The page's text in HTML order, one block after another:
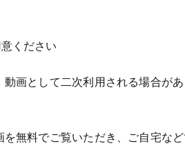
ください
画として二次利用される場合が
無料でご覧いただき、ご自宅な